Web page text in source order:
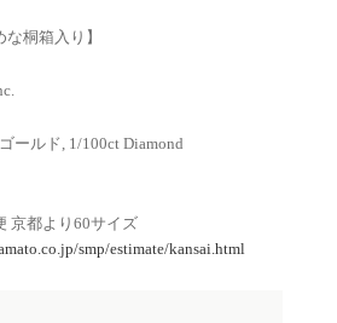
な桐箱入り】
ールド, 1/100ct Diamond
京都より60サイズ
smp/estimate/kansai.html